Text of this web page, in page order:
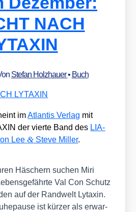
NACH
Stefan Holzhauer• Buch
imAtlan­tis Ver­lag mit
der vier­te Band des LIA­
Lee& Ste­ve Mil­ler.
Häschern suchen Miri
Val Con Schutz
auf der Rand­welt Lyta­xin.
ist kür­zer als erwar­